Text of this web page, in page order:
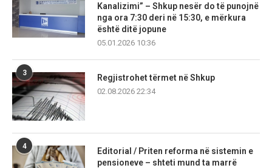
Kanalizimi” – Shkup nesër do të punojnë
nga ora 7:30 deri në 15:30, e mërkura
është ditë jopune
05.01.2026 10:36
3
Regjistrohet tërmet në Shkup
02.08.2026 22:34
4
Editorial / Priten reforma në sistemin e
pensioneve – shteti mund ta marrë